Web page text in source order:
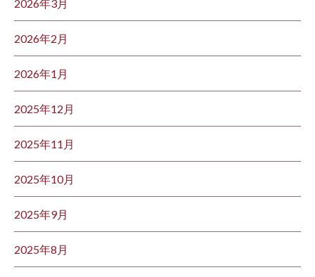
2026年3月
2026年2月
2026年1月
2025年12月
2025年11月
2025年10月
2025年9月
2025年8月